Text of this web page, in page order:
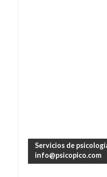
Servicios de
info@psicopico.com